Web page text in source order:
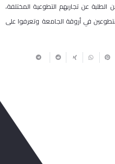
عن تجاربهم التطوعية المختلفة،
في أروقة الجامعة وتعرفوا على